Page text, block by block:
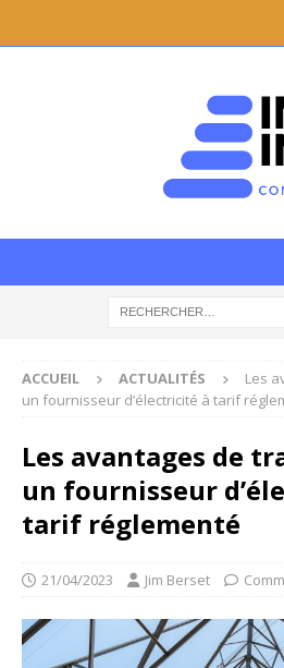
ACCUEIL ACTUALITÉS
Les
un fournisseur d’électricité à tarif
Les avantages de
un fournisseur
tarif réglementé
21/04/2023 Jim Berset